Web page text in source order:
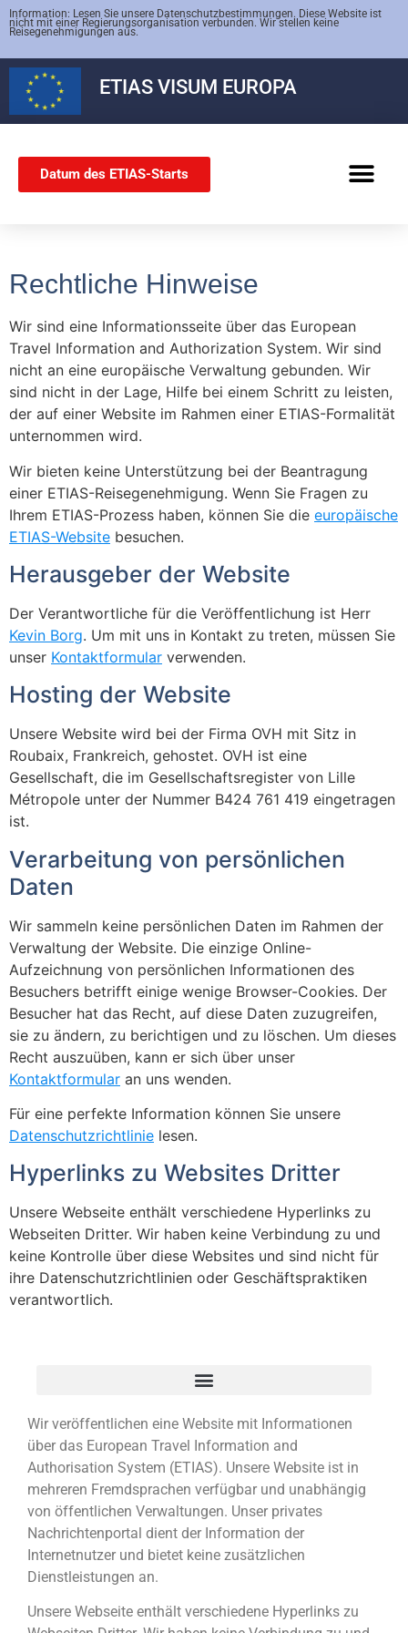
Information: Lesen Sie unsere Datenschutzbestimmungen. Diese Website ist
nicht mit einer Regierungsorganisation verbunden. Wir stellen keine
Reisegenehmigungen aus.
ETIASVISUM EUROPA
Datum des ETIAS-Starts
Rechtliche Hinweise
Wir sind eine Informationsseite über das European
Travel Information and Authorization System. Wir sind
nicht an eine europäische Verwaltung gebunden. Wir
sind nicht in der Lage, Hilfe bei einem Schritt zu leisten,
der auf einer Website im Rahmen einer ETIAS-Formalität
unternommen wird.
Wir bieten keine Unterstützung bei der Beantragung
einer ETIAS-Reisegenehmigung. Wenn Sie Fragen zu
Ihrem ETIAS-Prozess haben, können Sie die europäische
ETIAS-Website besuchen.
Herausgeber der Website
Der Verantwortliche für die Veröffentlichung ist Herr
Kevin Borg. Um mit uns in Kontakt zu treten, müssen Sie
unser Kontaktformular verwenden.
Hosting der Website
Unsere Website wird bei der Firma OVH mit Sitz in
Roubaix, Frankreich, gehostet. OVH ist eine
Gesellschaft, die im Gesellschaftsregister von Lille
Métropole unter der Nummer B424 761 419 eingetragen
ist.
Verarbeitung von persönlichen
Daten
Wir sammeln keine persönlichen Daten im Rahmen der
Verwaltung der Website. Die einzige Online-
Aufzeichnung von persönlichen Informationen des
Besuchers betrifft einige wenige Browser-Cookies. Der
Besucher hat das Recht, auf diese Daten zuzugreifen,
sie zu ändern, zu berichtigen und zu löschen. Um dieses
Recht auszuüben, kann er sich über unser
Kontaktformular an uns wenden.
Für eine perfekte Information können Sie unsere
Datenschutzrichtlinie lesen.
Hyperlinks zu Websites Dritter
Unsere Webseite enthält verschiedene Hyperlinks zu
Webseiten Dritter. Wir haben keine Verbindung zu und
keine Kontrolle über diese Websites und sind nicht für
ihre Datenschutzrichtlinien oder Geschäftspraktiken
verantwortlich.
Wir veröffentlichen eine Website mit Informationen
über das European Travel Information and
Authorisation System (ETIAS). Unsere Website ist in
mehreren Fremdsprachen verfügbar und unabhängig
von öffentlichen Verwaltungen. Unser privates
Nachrichtenportal dient der Information der
Internetnutzer und bietet keine zusätzlichen
Dienstleistungen an.
Unsere Webseite enthält verschiedene Hyperlinks zu